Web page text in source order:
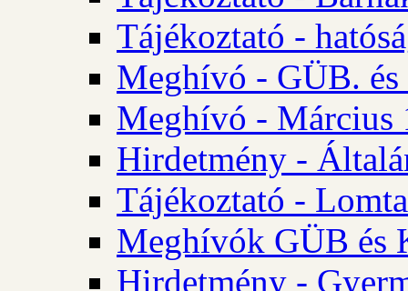
Tájékoztató -
Meghívó - GÜB.
Meghívó - Március
Hirdetmény -
Tájékoztató -
Meghívók GÜB és
Hirdetmény -